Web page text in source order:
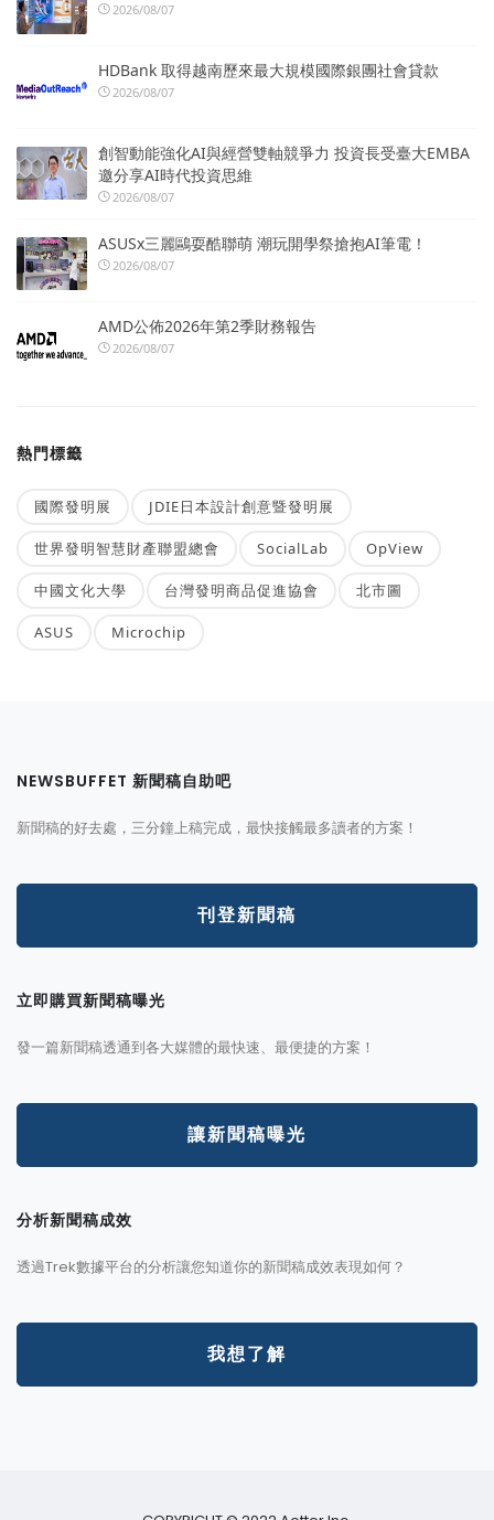
2026/08/07
HDBank 取得越南歷來最大規模國際銀團社會貸款
2026/08/07
創智動能強化AI與經營雙軸競爭力 投資長受臺大EMBA
邀分享AI時代投資思維
2026/08/07
ASUSx三麗鷗耍酷聯萌 潮玩開學祭搶抱AI筆電！
2026/08/07
AMD公佈2026年第2季財務報告
2026/08/07
熱門標籤
國際發明展 JDIE日本設計創意暨發明展
世界發明智慧財產聯盟總會 SocialLab OpView
中國文化大學 台灣發明商品促進協會 北市圖
ASUS Microchip
NEWSBUFFET 新聞稿自助吧
新聞稿的好去處，三分鐘上稿完成，最快接觸最多讀者的方案！
刊登新聞稿
立即購買新聞稿曝光
發一篇新聞稿透通到各大媒體的最快速、最便捷的方案！
讓新聞稿曝光
分析新聞稿成效
透過Trek數據平台的分析讓您知道你的新聞稿成效表現如何？
我想了解